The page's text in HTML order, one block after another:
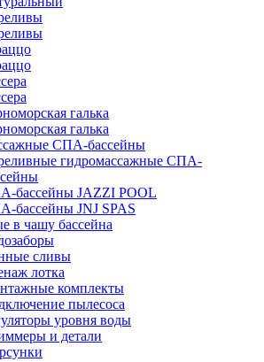
галька
галька
СПА-бассейны
гидромассажные СПА-
бассейны JAZZI POOL
бассейны JNJ SPAS
в чашу бассейна
сливы
лотка
комплекты
пылесоса
уровня воды
и детали